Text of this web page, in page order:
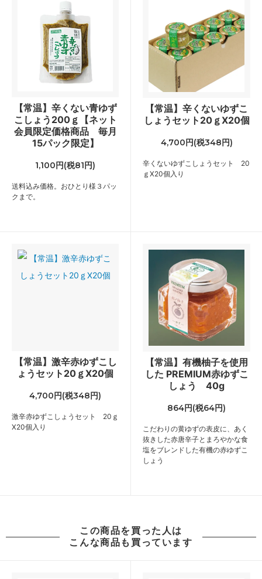
【常温】辛くない青ゆず
こしょう200ｇ【ネット
会員限定価格商品 毎月
15パック限定】
1,100円(税81円)
送料込み価格。おひとり様３パッ
クまで。
【常温】辛くないゆずこ
しょうセット20ｇX20個
4,700円(税348円)
辛くないゆずこしょうセット 20
ｇX20個入り
【常温】激辛赤ゆずこし
ょうセット20ｇX20個
4,700円(税348円)
激辛赤ゆずこしょうセット 20ｇ
X20個入り
【常温】有機柚子を使用
した PREMIUM赤ゆずこ
しょう 40g
864円(税64円)
こだわりの黄ゆずの表皮に、あく
抜きした赤唐辛子とまろやかな食
塩をブレンドした有機の赤ゆずこ
しょう
この商品を買った人は
こんな商品も買っています